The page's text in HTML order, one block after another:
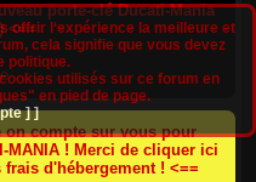
porte-clé Ducati-Mania
<==
on compte sur vous pour
MANIA ! Merci de cliquer ici
d'hébergement ! <==
offrir l‘expérience la meilleure et
cela signifie que vous devez
politique.
utilisés sur ce forum en
en pied de page.
] ]